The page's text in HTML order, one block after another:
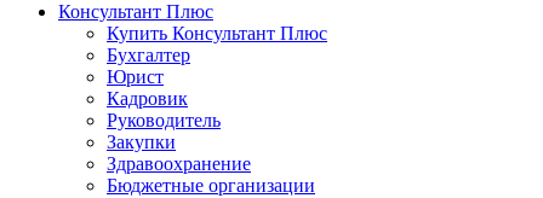
Консультант Плюс
Купить Консультант Плюс
Бухгалтер
Юрист
Кадровик
Руководитель
Закупки
Здравоохранение
Бюджетные организации